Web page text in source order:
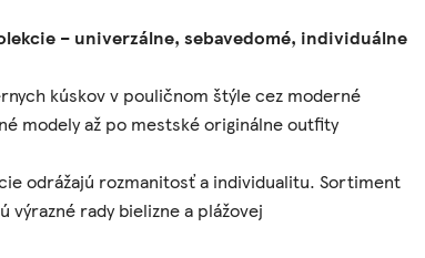
– univerzálne, sebavedomé, individuálne
kúskov v pouličnom štýle cez moderné
modely až po mestské originálne outfity
odrážajú rozmanitosť a individualitu. Sortiment
výrazné rady bielizne a plážovej